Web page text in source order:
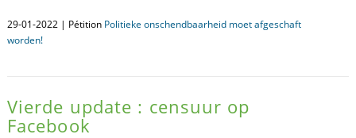
29-01-2022 | Pétition Politieke onschendbaarheid moet afgeschaft
worden!
Vierde update : censuur op
Facebook